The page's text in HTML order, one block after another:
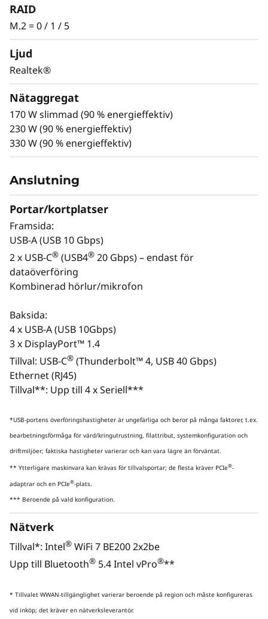
Bildskärm, tangentbord och mus är tillval och säljs separat.
Intel® Core™ Ultra (Series 2) processorer med
Intel vPro®, med integrerad NPU och NVIDIA
flexibilitet i ett chassi på mindre än 4 liters total
Bildskärm, tangentbord och mus är tillval och säljs separat.
SKAPANDE AV
PREMIUMINNEHÅLL
Få tillgång till nya nivåer av
intelligent prestanda för krävande
Upp till Intel® Core™ Ultra 9 (Series 2)
avancerade AI-funktioner med en
dedikerad NPU plus CPU och GPU-
enheter för upp till 335 TOPS. Perfekt
och AI-drivna uppgifter.
RAID
M.2 = 0 / 1 / 5
Ljud
Realtek®
Nätaggregat
170 W slimmad (90 % energieffektiv)
230 W (90 % energieffektiv)
330 W (90 % energieffektiv)
Anslutning
Portar/kortplatser
Framsida:
USB-A (USB 10 Gbps)
2 x USB-C® (USB4® 20 Gbps) – endast för
dataöverföring
Kombinerad hörlur/mikrofon
Baksida:
4 x USB-A (USB 10Gbps)
3 x DisplayPort™ 1.4
Tillval: USB-C® (Thunderbolt™ 4, USB 40 Gbps)
Ethernet (RJ45)
Tillval**: Upp till 4 x Seriell***
*USB-portens överföringshastigheter är ungefärliga och beror på många faktorer, t.ex.
bearbetningsförmåga för värd/kringutrustning, filattribut, systemkonfiguration och
driftmiljöer; faktiska hastigheter varierar och kan vara lägre än förväntat.
** Ytterligare maskinvara kan krävas för tillvalsportar; de flesta kräver PCIe®-
adaptrar och en PCIe®-plats.
*** Beroende på vald konfiguration.
Nätverk
Tillval*: Intel® WiFi 7 BE200 2x2be
Upp till Bluetooth® 5.4 Intel vPro®**
* Tillvalet WWAN-tillgänglighet varierar beroende på region och måste konfigureras
vid inköp; det kräver en nätverksleverantör.